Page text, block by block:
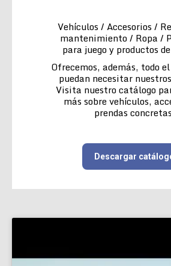
Vehículos / Accesorios /
mantenimiento / Ropa /
para juego y productos
Ofrecemos, además, todo
puedan necesitar
Visita nuestro catálogo
más sobre vehículos,
prendas
Descargar